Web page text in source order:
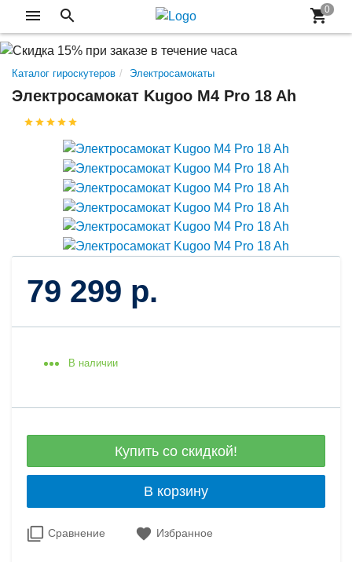
Каталог гироскутеров Электросамокаты
Электросамокат Kugoo M4 Pro 18 Ah
79 299 р.
В наличии
Купить со скидкой!
В корзину
Сравнение Избранное